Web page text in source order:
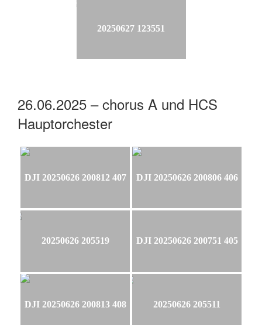
20250627 123551
26.06.2025 – chorus A und HCS
Hauptorchester
DJI 20250626 200812 407 DJI 20250626 200806 406
20250626 205519 DJI 20250626 200751 405
DJI 20250626 200813 408 20250626 205511